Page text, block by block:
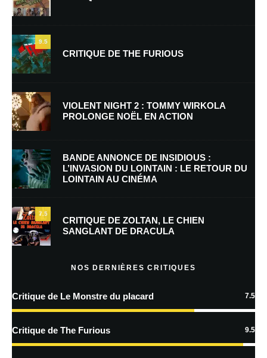
Nom*
E-mail *
Enregistrer mon nom, mon e-mail et mon site dans le navigateur pour
mon prochain commentaire.
Prévenez-moi de tous les nouveaux commentaires par e-mail.
Prévenez-moi de tous les nouveaux articles par e-mail.
En savoir
traitées
9.5
CRITIQUE DE THE FURIOUS
VIOLENT NIGHT 2 : TOMMY WIRKOLA
PROLONGE NOËL EN ACTION
BANDE ANNONCE DE INSIDIOUS :
L’INVASION DU LOINTAIN : LE RETOUR DU
LOINTAIN AU CINÉMA
7.5
CRITIQUE DE ZOLTAN, LE CHIEN
SANGLANT DE DRACULA
NOS DERNIÈRES CRITIQUES
Critique de Le Monstre du placard 7.5
Critique de The Furious 9.5